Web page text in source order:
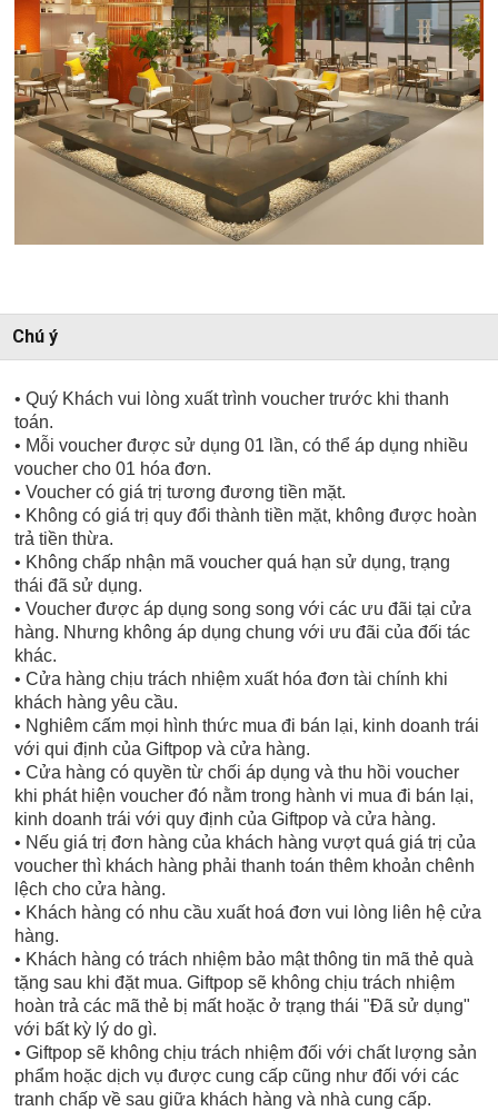
Chú ý
• Quý Khách vui lòng xuất trình voucher trước khi thanh
toán.
• Mỗi voucher được sử dụng 01 lần, có thể áp dụng nhiều
voucher cho 01 hóa đơn.
• Voucher có giá trị tương đương tiền mặt.
• Không có giá trị quy đổi thành tiền mặt, không được hoàn
trả tiền thừa.
• Không chấp nhận mã voucher quá hạn sử dụng, trạng
thái đã sử dụng.
• Voucher được áp dụng song song với các ưu đãi tại cửa
hàng. Nhưng không áp dụng chung với ưu đãi của đối tác
khác.
• Cửa hàng chịu trách nhiệm xuất hóa đơn tài chính khi
khách hàng yêu cầu.
• Nghiêm cấm mọi hình thức mua đi bán lại, kinh doanh trái
với qui định của Giftpop và cửa hàng.
• Cửa hàng có quyền từ chối áp dụng và thu hồi voucher
khi phát hiện voucher đó nằm trong hành vi mua đi bán lại,
kinh doanh trái với quy định của Giftpop và cửa hàng.
• Nếu giá trị đơn hàng của khách hàng vượt quá giá trị của
voucher thì khách hàng phải thanh toán thêm khoản chênh
lệch cho cửa hàng.
• Khách hàng có nhu cầu xuất hoá đơn vui lòng liên hệ cửa
hàng.
• Khách hàng có trách nhiệm bảo mật thông tin mã thẻ quà
tặng sau khi đặt mua. Giftpop sẽ không chịu trách nhiệm
hoàn trả các mã thẻ bị mất hoặc ở trạng thái "Đã sử dụng"
với bất kỳ lý do gì.
• Giftpop sẽ không chịu trách nhiệm đối với chất lượng sản
phẩm hoặc dịch vụ được cung cấp cũng như đối với các
tranh chấp về sau giữa khách hàng và nhà cung cấp.